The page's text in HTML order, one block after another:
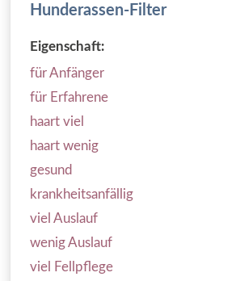
Hunderassen-Filter
Eigenschaft:
für Anfänger
für Erfahrene
haart viel
haart wenig
gesund
krankheitsanfällig
viel Auslauf
wenig Auslauf
viel Fellpflege